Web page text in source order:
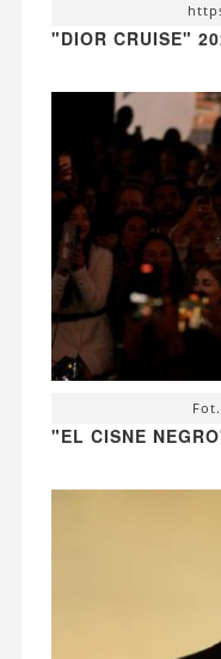
"DIOR CRUISE"
"EL CISNE